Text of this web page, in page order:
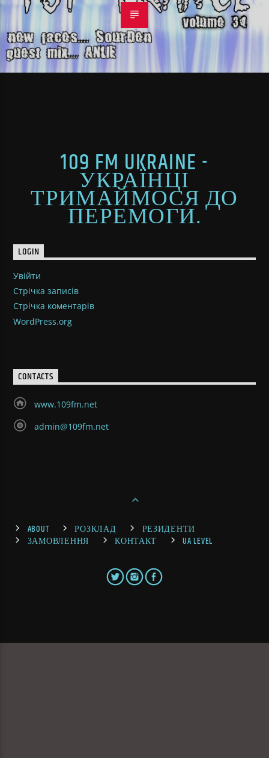
109 FM UKRAINE -
УКРАЇНЦІ
ТРИМАЙМОСЯ ДО
ПЕРЕМОГИ.
LOGIN
Увійти
Стрічка записів
Стрічка коментарів
WordPress.org
CONTACTS
www.109fm.net
admin@109fm.net
ABOUT РОЗКЛАД
РЕЗИДЕНТИ
ЗАМОВЛЕННЯ
КОНТАКТ UA LEVEL